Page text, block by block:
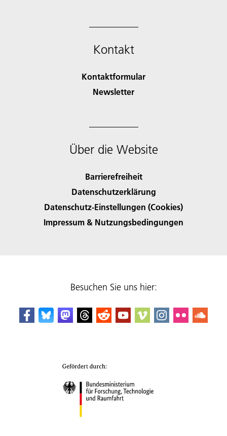
Kontakt
Kontaktformular
Newsletter
Über die Website
Barrierefreiheit
Datenschutzerklärung
Datenschutz-Einstellungen (Cookies)
Impressum & Nutzungsbedingungen
Besuchen Sie uns hier: